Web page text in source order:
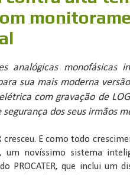
analógicas monofásicas
sua mais moderna
com gravação de
dos seus irmãos
cresceu. E como todo
um novíssimo sistema
PROCATER, que inclui um